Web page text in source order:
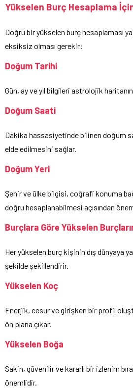
Yükselen Burç Hesaplama
Doğru bir yükselen burç hesaplaması
eksiksiz olması gerekir:
Doğum Tarihi
Gün, ay ve yıl bilgileri astrolojik
Doğum Saati
Dakika hassasiyetinde bilinen doğum
elde edilmesini sağlar.
Doğum Yeri
Şehir ve ülke bilgisi, coğrafi konuma
doğru hesaplanabilmesi açısından
Burçlara Göre Yükselen
Her yükselen burç kişinin dış dünyaya
şekilde şekillendirir.
Yükselen Koç
Enerjik, cesur ve girişken bir profil
ön plana çıkar.
Yükselen Boğa
Sakin, güvenilir ve kararlı bir izlenim
önemlidir.